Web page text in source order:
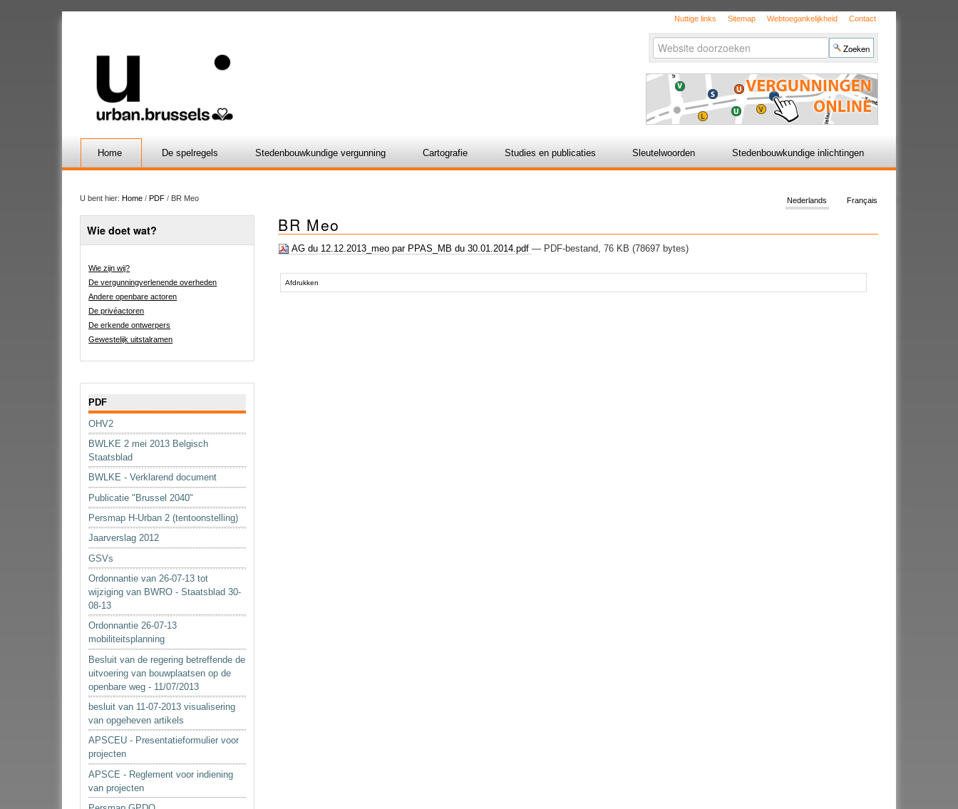
Nuttige links Sitemap Webtoegankelijkheid Contact
Zoek
zoeken...
Home De spelregels Stedenbouwkundige vergunning Cartografie Studies en publicaties Sleutelwoorden Stedenbouwkundige inlichtingen
U bent hier: Home / PDF / BR Meo Français
Nederlands
Wie doet wat?
Wie zijn wij?
De vergunningverlenende overheden
Andere openbare actoren
De privéactoren
De erkende ontwerpers
Gewestelijk uitstalramen
PDF
OHV2
BWLKE 2 mei 2013 Belgisch
Staatsblad
BWLKE - Verklarend document
Publicatie "Brussel 2040"
Persmap H-Urban 2 (tentoonstelling)
Jaarverslag 2012
GSVs
Ordonnantie van 26-07-13 tot
wijziging van BWRO - Staatsblad 30-
08-13
Ordonnantie 26-07-13
mobiliteitsplanning
Besluit van de regering betreffende de
uitvoering van bouwplaatsen op de
openbare weg - 11/07/2013
besluit van 11-07-2013 visualisering
van opgeheven artikels
APSCEU - Presentatieformulier voor
projecten
APSCE - Reglement voor indiening
van projecten
BR Meo
AG du 12.12.2013_meo par PPAS_MB du 30.01.2014.pdf— PDF-bestand, 76 KB (78697 bytes)
acties
Afdrukken